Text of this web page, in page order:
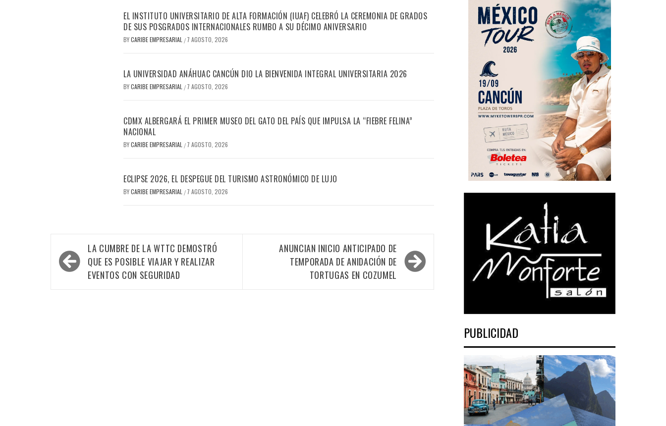
EL INSTITUTO UNIVERSITARIO DE ALTA FORMACIÓN (IUAF) CELEBRÓ LA CEREMONIA DE GRADOS
DE SUS POSGRADOS INTERNACIONALES RUMBO A SU DÉCIMO ANIVERSARIO
BYCARIBE EMPRESARIAL / 7 AGOSTO, 2026
LA UNIVERSIDAD ANÁHUAC CANCÚN DIO LA BIENVENIDA INTEGRAL UNIVERSITARIA 2026
BYCARIBE EMPRESARIAL / 7 AGOSTO, 2026
CDMX ALBERGARÁ EL PRIMER MUSEO DEL GATO DEL PAÍS QUE IMPULSA LA “FIEBRE FELINA”
NACIONAL
BYCARIBE EMPRESARIAL / 7 AGOSTO, 2026
ECLIPSE 2026, EL DESPEGUE DEL TURISMO ASTRONÓMICO DE LUJO
BYCARIBE EMPRESARIAL / 7 AGOSTO, 2026
Navegación
de
entradas
LA CUMBRE DE LA WTTC DEMOSTRÓ
QUE ES POSIBLE VIAJAR Y REALIZAR
EVENTOS CON SEGURIDAD
ANUNCIAN INICIO ANTICIPADO DE
TEMPORADA DE ANIDACIÓN DE
TORTUGAS EN COZUMEL
PUBLICIDAD